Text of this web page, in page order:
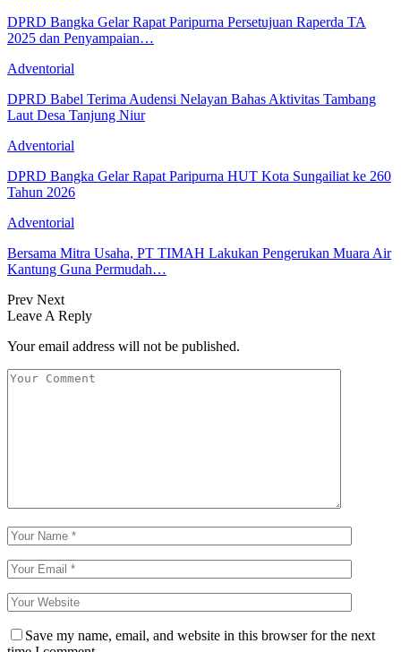
DPRD Bangka Gelar Rapat Paripurna Persetujuan Raperda TA
2025 dan Penyampaian…
Adventorial
DPRD Babel Terima Audensi Nelayan Bahas Aktivitas Tambang
Laut Desa Tanjung Niur
Adventorial
DPRD Bangka Gelar Rapat Paripurna HUT Kota Sungailiat ke 260
Tahun 2026
Adventorial
Bersama Mitra Usaha, PT TIMAH Lakukan Pengerukan Muara Air
Kantung Guna Permudah…
Prev Next
Leave A Reply
Your email address will not be published.
Save my name, email, and website in this browser for the next